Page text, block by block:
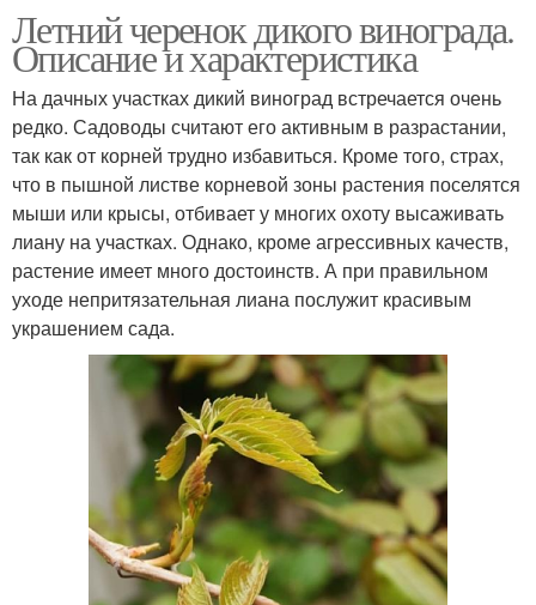
Летний черенок дикого винограда.
Описание и характеристика
На дачных участках дикий виноград встречается очень
редко. Садоводы считают его активным в разрастании,
так как от корней трудно избавиться. Кроме того, страх,
что в пышной листве корневой зоны растения поселятся
мыши или крысы, отбивает у многих охоту высаживать
лиану на участках. Однако, кроме агрессивных качеств,
растение имеет много достоинств. А при правильном
уходе непритязательная лиана послужит красивым
украшением сада.